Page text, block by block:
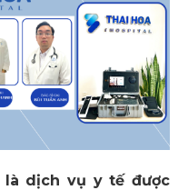
là dịch vụ y tế được